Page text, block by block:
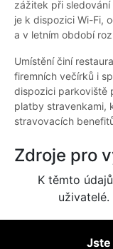
zážitek při
je k dispozici Wi-Fi,
a v letním období
Umístění činí
firemních večírků i
dispozici parkoviště
platby stravenkami,
stravovacích
Zdroje pro
K těmto
uživatelé.